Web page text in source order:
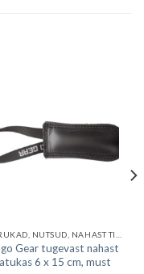
Gear tugevast nahast
6 x 15 cm, must